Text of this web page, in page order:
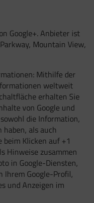
Google+. Anbieter ist
Mountain View,
Mithilfe der
weltweit
erhalten Sie
von Google und
die Information,
haben, als auch
Klicken auf +1
Hinweise zusammen
in Google-Diensten,
Ihrem Google-Profil,
und Anzeigen im